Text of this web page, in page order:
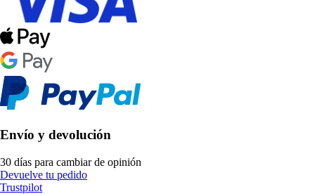
Envío y devolución
30 días para cambiar de opinión
Devuelve tu pedido
Trustpilot